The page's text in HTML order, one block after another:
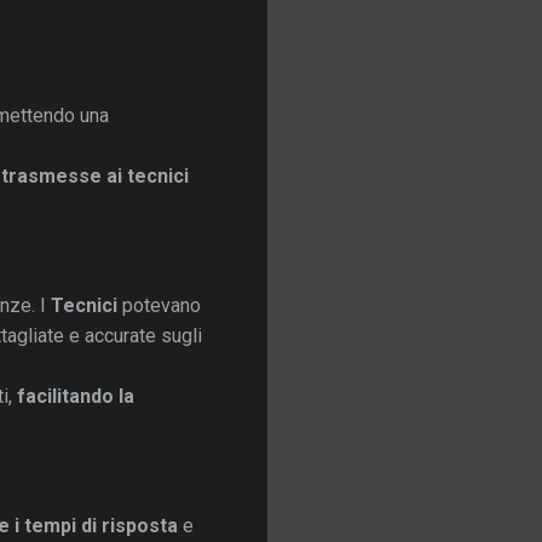
una
trasmesse ai tecnici
I Tecnici potevano
e accurate sugli
facilitando la
i tempi di risposta e